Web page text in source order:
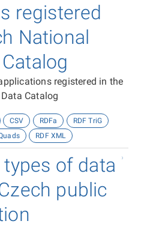
registered
National
registered in the
Catalog
CSV RDFa
RDF TriG
RDF XML
of data
public